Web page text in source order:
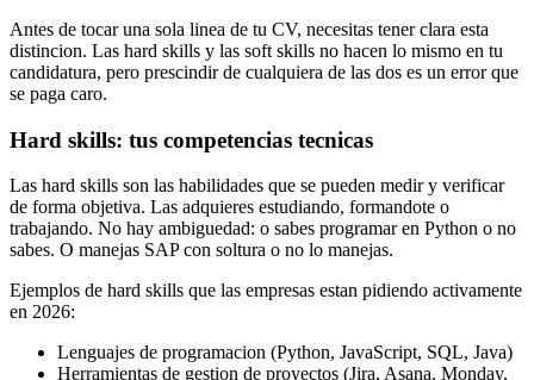
Antes de tocar una sola linea de tu CV, necesitas tener clara esta
distincion. Las hard skills y las soft skills no hacen lo mismo en tu
candidatura, pero prescindir de cualquiera de las dos es un error que
se paga caro.
Hard skills: tus competencias tecnicas
Las hard skills son las habilidades que se pueden medir y verificar
de forma objetiva. Las adquieres estudiando, formandote o
trabajando. No hay ambiguedad: o sabes programar en Python o no
sabes. O manejas SAP con soltura o no lo manejas.
Ejemplos de hard skills que las empresas estan pidiendo activamente
en 2026:
Lenguajes de programacion (Python, JavaScript, SQL, Java)
Herramientas de gestion de proyectos (Jira, Asana, Monday,